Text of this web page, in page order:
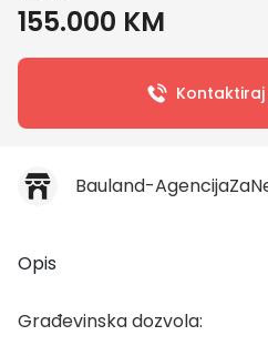
155.000 KM
Bauland-
Opis
Građevinska dozvola: